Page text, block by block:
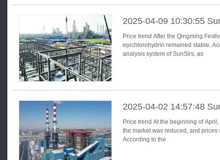
2025-04-09 10:30:55
Price trend After the Qingming Festival in April, the market price of
epichlorohydrin remained stable.
analysis system of SunSirs, as
2025-04-02 14:57:48
Price trend At the beginning of April, the supply of epichlorohydrin in
the market was reduced, and
According to the